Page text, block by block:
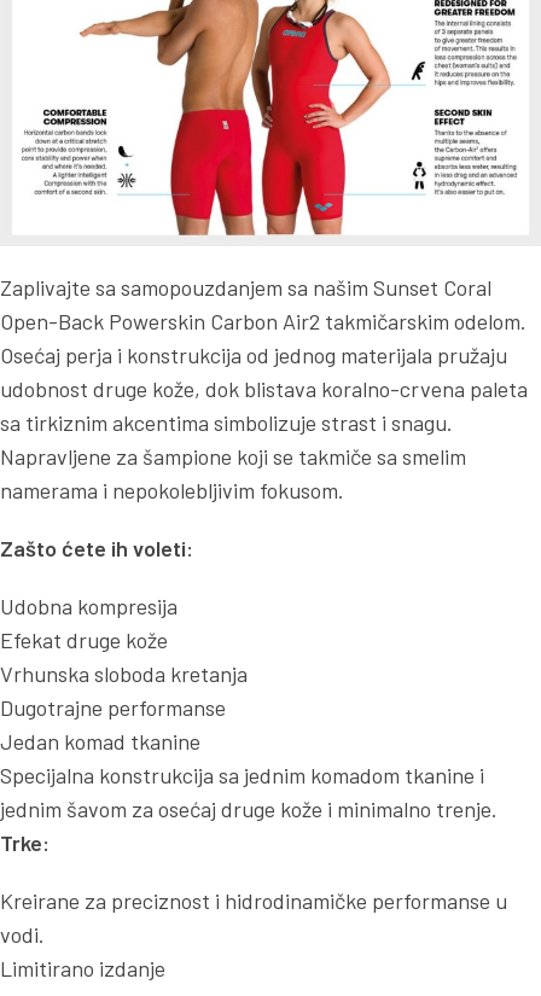
Zaplivajte sa samopouzdanjem sa našim Sunset Coral
Open-Back Powerskin Carbon Air2 takmičarskim odelom.
Osećaj perja i konstrukcija od jednog materijala pružaju
udobnost druge kože, dok blistava koralno-crvena paleta
sa tirkiznim akcentima simbolizuje strast i snagu.
Napravljene za šampione koji se takmiče sa smelim
namerama i nepokolebljivim fokusom.
Zašto ćete ih voleti:
Udobna kompresija
Efekat druge kože
Vrhunska sloboda kretanja
Dugotrajne performanse
Jedan komad tkanine
Specijalna konstrukcija sa jednim komadom tkanine i
jednim šavom za osećaj druge kože i minimalno trenje.
Trke:
Kreirane za preciznost i hidrodinamičke performanse u
vodi.
Limitirano izdanje